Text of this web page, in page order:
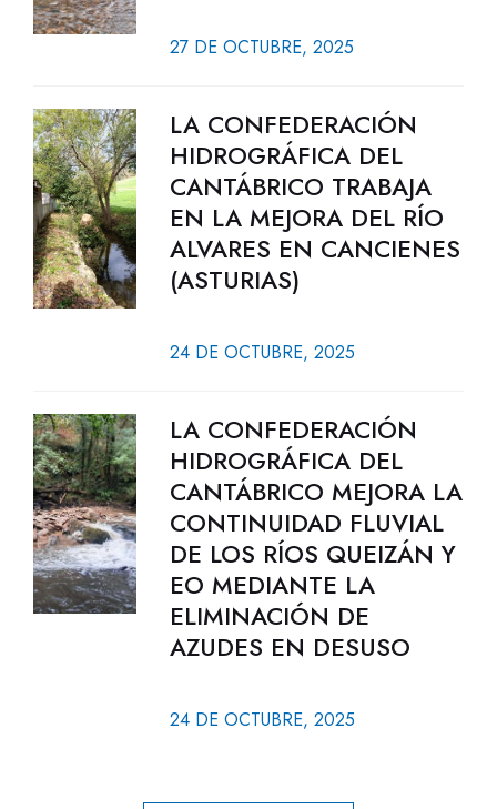
27 DE OCTUBRE, 2025
LA CONFEDERACIÓN
HIDROGRÁFICA DEL
CANTÁBRICO TRABAJA
EN LA MEJORA DEL RÍO
ALVARES EN CANCIENES
(ASTURIAS)
24 DE OCTUBRE, 2025
LA CONFEDERACIÓN
HIDROGRÁFICA DEL
CANTÁBRICO MEJORA LA
CONTINUIDAD FLUVIAL
DE LOS RÍOS QUEIZÁN Y
EO MEDIANTE LA
ELIMINACIÓN DE
AZUDES EN DESUSO
24 DE OCTUBRE, 2025